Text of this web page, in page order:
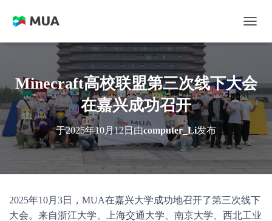
Minecraft高校联盟第三次线下大会
在嘉兴成功召开
于2025年10月12日由computer_Li发布
2025年10月3日，MUA在嘉兴大学成功地召开了第三次线下
大会。来自浙江大学、上海交通大学、南京大学、西北工业